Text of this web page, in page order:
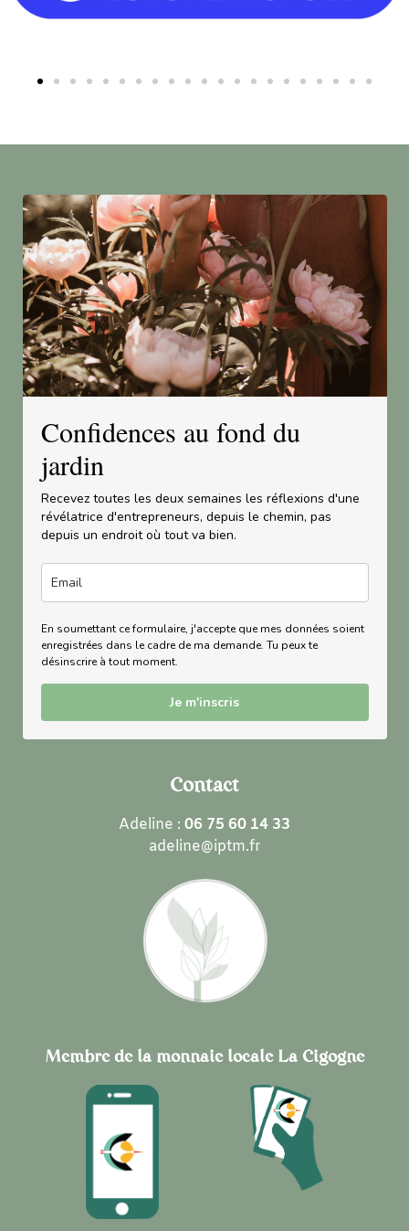
Contact
Adeline : 06 75 60 14 33
adeline@iptm.fr
Membre de la monnaie locale La Cigogne
Confidences au fond du
jardin
Recevez toutes les deux semaines les réflexions d'une
révélatrice d'entrepreneurs, depuis le chemin, pas
depuis un endroit où tout va bien.
En soumettant ce formulaire, j'accepte que mes données soient
enregistrées dans le cadre de ma demande. Tu peux te
désinscrire à tout moment.
Je m'inscris